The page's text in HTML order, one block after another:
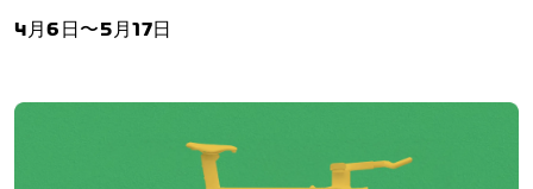
4月6日〜5月17日